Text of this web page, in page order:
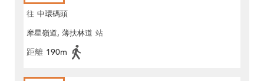
往 中環碼頭
摩星嶺道, 薄扶林道 站
距離 190m